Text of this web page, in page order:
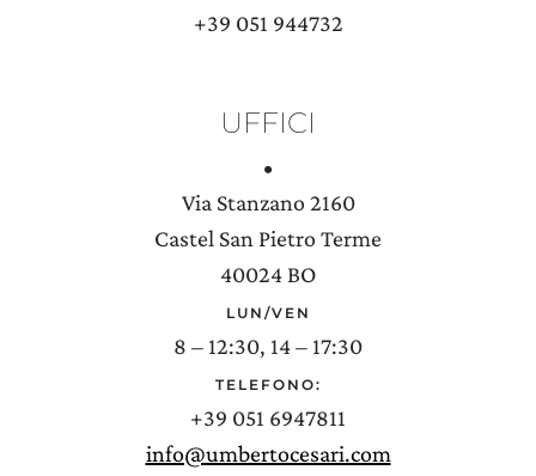
+39 051 944732
UFFICI
•
Via Stanzano 2160
Castel San Pietro Terme
40024 BO
LUN/VEN
8 – 12:30, 14 – 17:30
TELEFONO:
+39 051 6947811
info@umbertocesari.com